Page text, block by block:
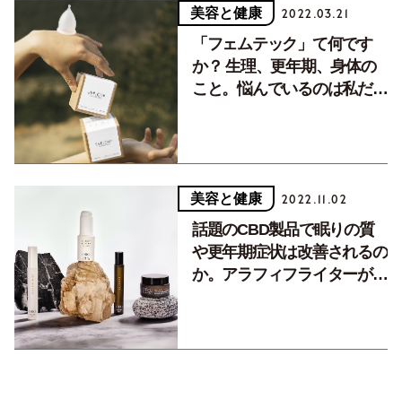
美容と健康 2022.03.21
「フェムテック」て何です
か？ 生理、更年期、身体の
こと。悩んでいるのは私だけ
美容と健康 2022.11.02
話題のCBD製品で眠りの質
や更年期症状は改善されるの
か。アラフィフライターが体